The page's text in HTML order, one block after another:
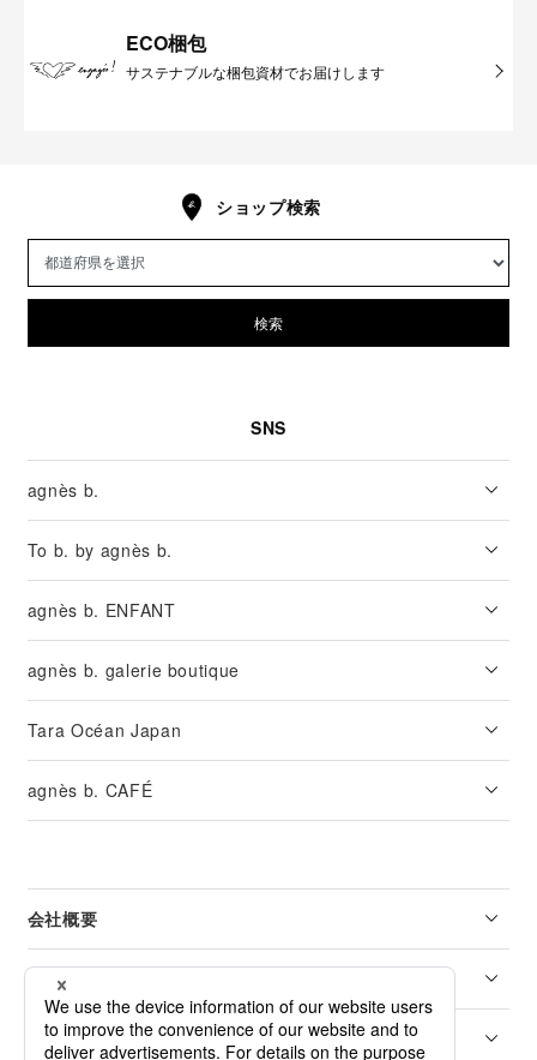
ECO梱包
サステナブルな梱包資材でお届けします
ショップ検索
検索
SNS
agnès b.
To b. by agnès b.
agnès b. ENFANT
agnès b. galerie boutique
Tara Océan Japan
agnès b. CAFÉ
会社概要
リーガル
カスタマーサービス